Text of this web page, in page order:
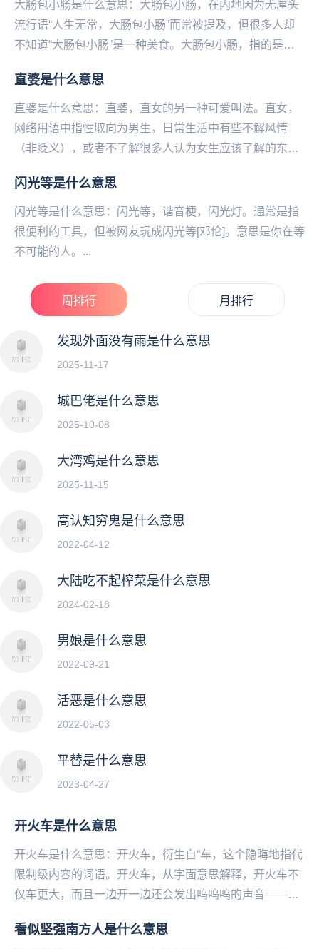
大肠包小肠是什么意思：大肠包小肠，在内地因为无厘头
流行语“人生无常，大肠包小肠”而常被提及，但很多人却
不知道“大肠包小肠”是一种美食。大肠包小肠，指的是台
直婆是什么意思
直婆是什么意思：直婆，直女的另‌‌‌‌‌‌‌‌‌‌一种可爱叫法。直女，
网络用语中指‌‌‌‌‌‌‌‌‌‌‌性取向为男生，日常生活中有些不解风情
（非贬义），或者不了解很多人认为女生应该了解的东西
闪光等是什么意思
闪光等是什么意思：闪光等，谐音梗，闪光‌‌‌‌‌‌‌‌‌‌‌‌‌‌‌‌灯。通常是指
很便利的工具，但被网友玩成闪光等[邓伦]。意思是你在等
不可能的人。...
周排行 月排行
发现外面没有雨是什么意思
2025-11-17
城巴佬是什么意思
2025-10-08
大湾鸡是什么意思
2025-11-15
高认知穷鬼是什么意思
2022-04-12
大陆吃不起榨菜是什么意思
2024-02-18
男娘是什么意思
2022-09-21
活恶是什么意思
2022-05-03
平替是什么意思
2023-04-27
开火车是什么意思
开火车是什么意思：开火车，衍生自“车，这个隐晦地指代
限制级内容的词语。开火车，从字面意思解释，开火车不
仅车更大，而且一边开一边还会发出呜呜呜的声音——污
看似坚强南方人是什么意思